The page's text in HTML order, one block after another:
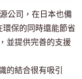
公司，在日本也備
保的同時還能節省
並提供完善的支援
的結合很有吸引